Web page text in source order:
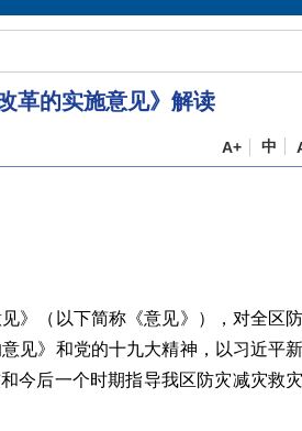
革的实施意见》解读
A+ 中
》（以下简称《意见》），对全区
见》和党的十九大精神，以习近平
今后一个时期指导我区防灾减灾救